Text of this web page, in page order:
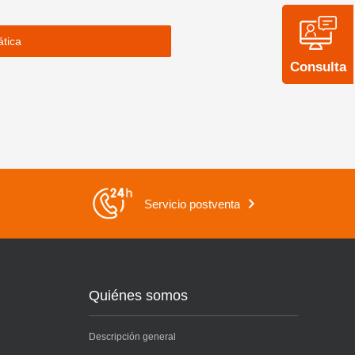
Servicio postventa
Quiénes somos
Descripción general
Consulta